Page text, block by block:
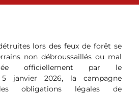
lors des feux de forêt se
non débroussaillés ou mal
officiellement par le
janvier 2026, la campagne
obligations légales de